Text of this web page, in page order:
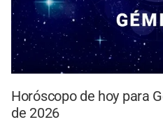
Horóscopo de hoy para
de 2026